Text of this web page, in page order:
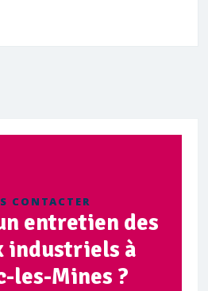
CONTACTER
entretien des
industriels à
les-Mines ?